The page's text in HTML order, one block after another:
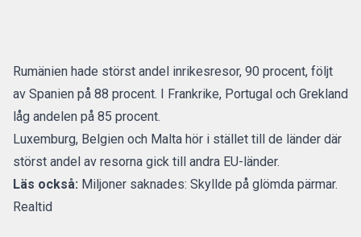
Rumänien hade störst andel inrikesresor, 90 procent, följt
av Spanien på 88 procent. I Frankrike, Portugal och Grekland
låg andelen på 85 procent.
Luxemburg, Belgien och Malta hör i stället till de länder där
störst andel av resorna gick till andra EU-länder.
Läs också: Miljoner saknades: Skyllde på glömda pärmar.
Realtid